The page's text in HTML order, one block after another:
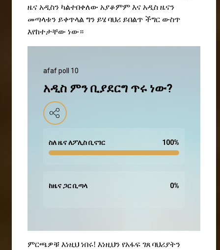
ዜና አዲስን ካልተበቀለው አያቆምም እና አዲስ ዜናን
መጣላቱን ይቀጥላል ግን ይሄ ባህሪ ይበልጥ ችግር ውስጥ
እየከተታቸው ነው።
afaf poll 10
አዲስ ምን ቢያደርግ ጥሩ ነው?
ስለ ዜና ለፖሊስ ቢናገር 100%
ከዜና ጋር ቢጣላ 0%
ምርጫዎቹ እነዚህ ነበሩ! እነዚህን የአፋፍ ገጸ ባህሪያትን